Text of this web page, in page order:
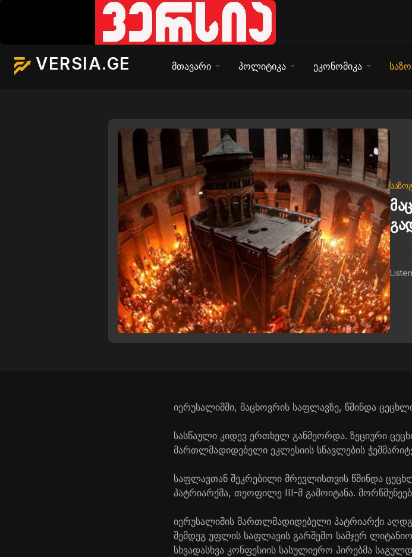
VERSIA.GE მთავარი პოლიტიკა ეკონომიკა
იერუსალიმში, მაცხოვრის საფლავზე, წმინდა
სასწაული კიდევ ერთხელ განმეორდა. ზეციური
მართლმადიდებელი ეკლესიის სწავლების
საფლავთან შეკრებილი მრევლისთვის წმინდა
პატრიარქმა, თეოფილე III-მ გამოიტანა.
იერუსალიმის მართლმადიდებელი პატრიარქი
შემდეგ უფლის საფლავის გარშემო სამჯერ
სხვადასხვა კონფესიის სასულიერო პირებმა